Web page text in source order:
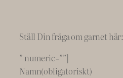
Ställ Din fråga om garnet här:
” numeric=””]
Namn(obligatoriskt)